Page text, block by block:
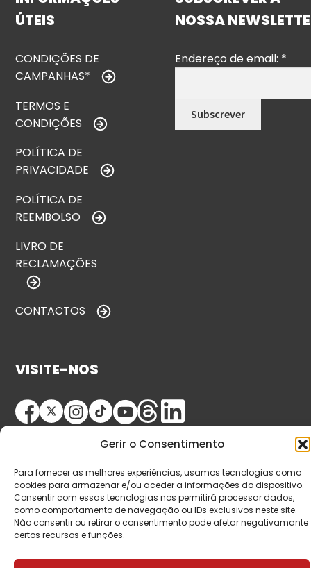
Gerir o Consentimento
Para fornecer as melhores experiências, usamos tecnologias como
cookies para armazenar e/ou aceder a informações do dispositivo.
Consentir com essas tecnologias nos permitirá processar dados,
como comportamento de navegação ou IDs exclusivos neste site.
Não consentir ou retirar o consentimento pode afetar negativamante
certos recursos e funções.
ÚTEIS
CONDIÇÕES DE
CAMPANHAS*
TERMOS E
CONDIÇÕES
POLÍTICA DE
PRIVACIDADE
POLÍTICA DE
REEMBOLSO
LIVRO DE
RECLAMAÇÕES
CONTACTOS
NOSSA
Endereço de email: *
VISITE-NOS
© Copyright 2026 Saída de Emergência. Todos os
direitos reservados.